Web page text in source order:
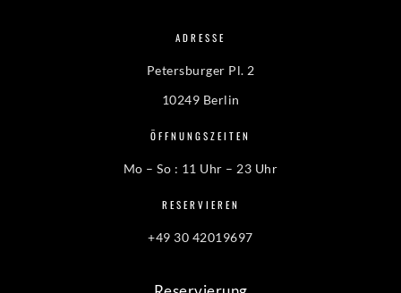
ADRESSE
Petersburger Pl. 2
10249 Berlin
ÖFFNUNGSZEITEN
Mo – So : 11 Uhr – 23 Uhr
RESERVIEREN
+49 30 42019697